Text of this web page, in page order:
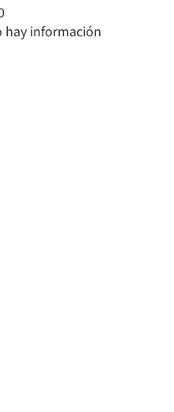
hay información